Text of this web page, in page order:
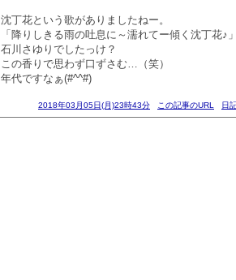
沈丁花という歌がありましたねー。
「降りしきる雨の吐息に～濡れてー傾く沈丁花♪
石川さゆりでしたっけ？
この香りで思わず口ずさむ…（笑）
年代ですなぁ(#^^#)
2018年03月05日(月)23時43分 この記事のURL 日